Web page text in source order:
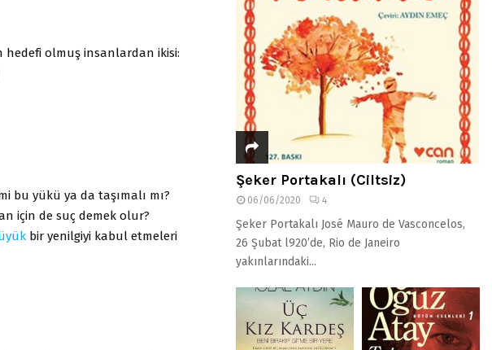
hedefi olmuş insanlardan ikisi:
bu yükü ya da taşımalı mı?
için de suç demek olur?
bir yenilgiyi kabul etmeleri
Şeker Portakalı (Ciltsiz)
06/06/2020 4
Şeker Portakalı José Mauro de Vasconcelos,
26 Şubat l920’de, Rio de Janeiro
yakınlarındaki...